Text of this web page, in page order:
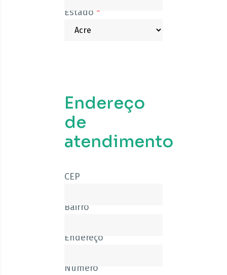
Estado *
Endereço
de
atendimento
CEP
Bairro
Endereço
Número